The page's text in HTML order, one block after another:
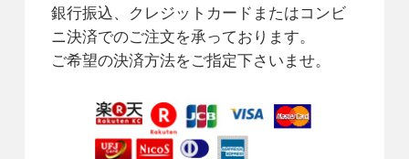
銀行振込、クレジットカードまたはコンビ
ニ決済でのご注文を承っております。
ご希望の決済方法をご指定下さいませ。